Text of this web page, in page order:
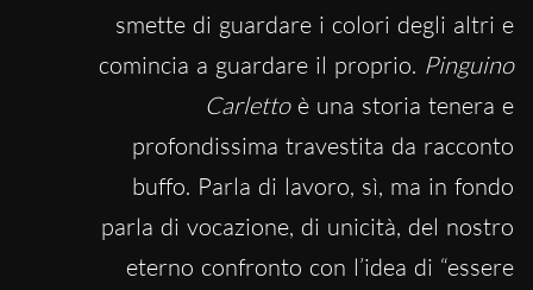
smette di guardare i colori degli altri e
comincia a guardare il proprio. Pinguino
Carlettoè una storia tenera e
profondissima travestita da racconto
buffo. Parla di lavoro, sì, ma in fondo
parla di vocazione, di unicità, del nostro
eterno confronto con l’idea di “essere